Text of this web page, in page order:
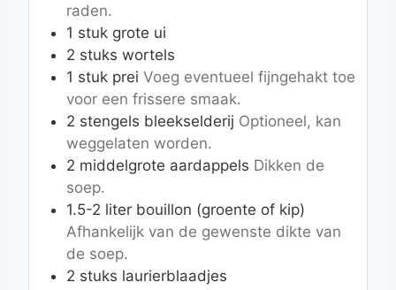
raden.
1 stuk grote ui
2 stuks wortels
1 stuk prei Voeg eventueel fijngehakt toe
voor een frissere smaak.
2 stengels bleekselderij Optioneel, kan
weggelaten worden.
2 middelgrote aardappels Dikken de
soep.
1.5-2 liter bouillon (groente of kip)
Afhankelijk van de gewenste dikte van
de soep.
2 stuks laurierblaadjes